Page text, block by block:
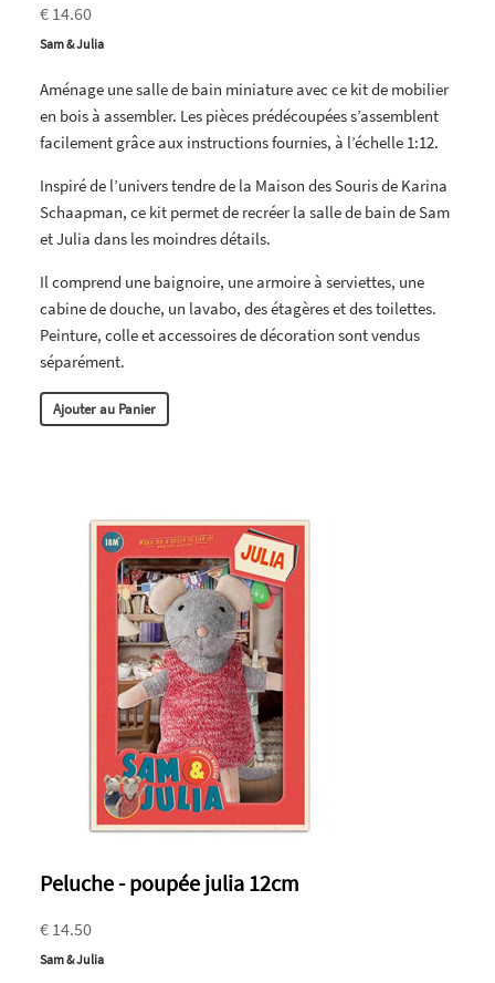
€ 14.60
Sam & Julia
Aménage une salle de bain miniature avec ce kit de mobilier
en bois à assembler. Les pièces prédécoupées s’assemblent
facilement grâce aux instructions fournies, à l’échelle 1:12.
Inspiré de l’univers tendre de la Maison des Souris de Karina
Schaapman, ce kit permet de recréer la salle de bain de Sam
et Julia dans les moindres détails.
Il comprend une baignoire, une armoire à serviettes, une
cabine de douche, un lavabo, des étagères et des toilettes.
Peinture, colle et accessoires de décoration sont vendus
séparément.
Ajouter au Panier
Peluche - poupée julia 12cm
€ 14.50
Sam & Julia